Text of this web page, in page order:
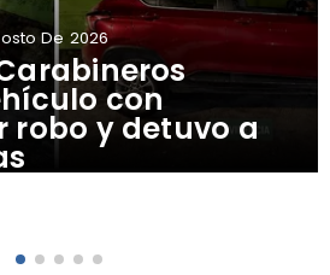
con
robo y detuvo a
De 2026